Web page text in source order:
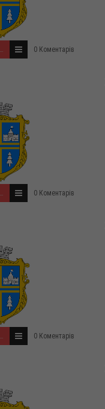
Розпорядження міського голови за 2022 рік 0 Коментарів
Розпорядження міського голови за 2022 рік 0 Коментарів
Розпорядження міського голови за 2022 рік 0 Коментарів